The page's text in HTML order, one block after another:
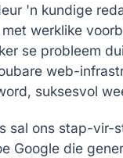
'n kundige
werklike
se probleem
web-
suksesvol
sal ons stap-vir-
Google die